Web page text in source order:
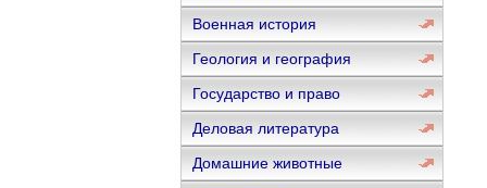
Военная история
Геология и география
Государство и право
Деловая литература
Домашние животные